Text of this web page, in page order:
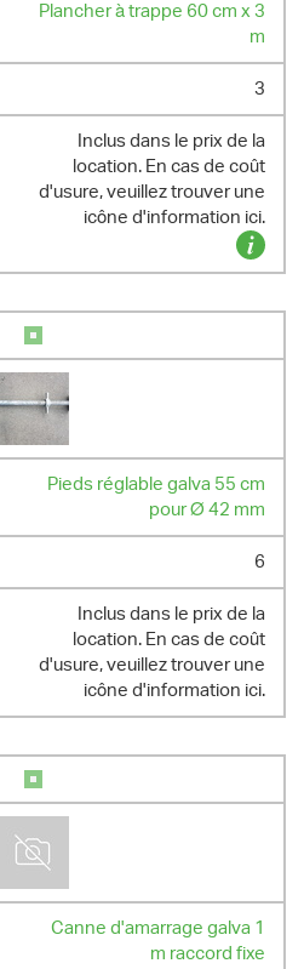
Plancher à trappe 60 cm x 3
m
3
Inclus dans le prix de la
location. En cas de coût
d'usure, veuillez trouver une
icône d'information ici.
Pieds réglable galva 55 cm
pour Ø 42 mm
6
Inclus dans le prix de la
location. En cas de coût
d'usure, veuillez trouver une
icône d'information ici.
Canne d'amarrage galva 1
m raccord fixe